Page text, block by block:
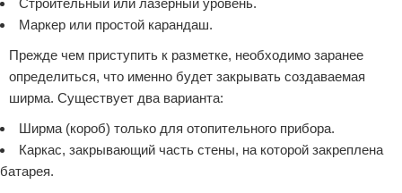
Строительный или лазерный уровень.
Маркер или простой карандаш.
Прежде чем приступить к разметке, необходимо заранее
определиться, что именно будет закрывать создаваемая
ширма. Существует два варианта:
Ширма (короб) только для отопительного прибора.
Каркас, закрывающий часть стены, на которой закреплена
батарея.